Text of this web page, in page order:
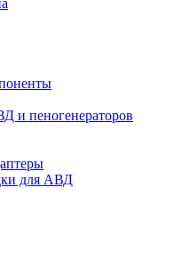
и пеногенераторов
для АВД